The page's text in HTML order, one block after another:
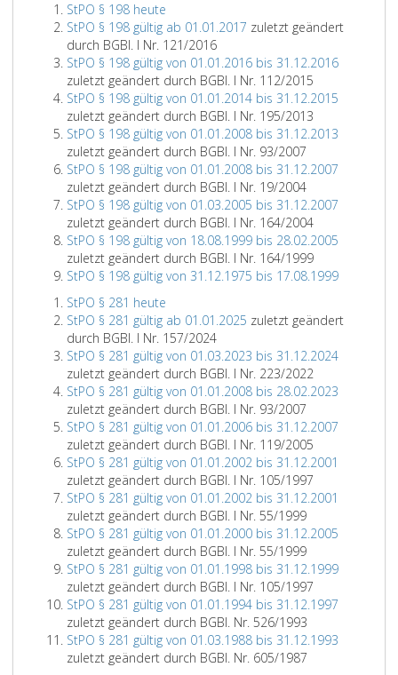
StPO § 198 heute
StPO § 198 gültig ab 01.01.2017 zuletzt geändert
durch BGBl. I Nr. 121/2016
StPO § 198 gültig von 01.01.2016 bis 31.12.2016
zuletzt geändert durch BGBl. I Nr. 112/2015
StPO § 198 gültig von 01.01.2014 bis 31.12.2015
zuletzt geändert durch BGBl. I Nr. 195/2013
StPO § 198 gültig von 01.01.2008 bis 31.12.2013
zuletzt geändert durch BGBl. I Nr. 93/2007
StPO § 198 gültig von 01.01.2008 bis 31.12.2007
zuletzt geändert durch BGBl. I Nr. 19/2004
StPO § 198 gültig von 01.03.2005 bis 31.12.2007
zuletzt geändert durch BGBl. I Nr. 164/2004
StPO § 198 gültig von 18.08.1999 bis 28.02.2005
zuletzt geändert durch BGBl. I Nr. 164/1999
StPO § 198 gültig von 31.12.1975 bis 17.08.1999
StPO § 281 heute
StPO § 281 gültig ab 01.01.2025 zuletzt geändert
durch BGBl. I Nr. 157/2024
StPO § 281 gültig von 01.03.2023 bis 31.12.2024
zuletzt geändert durch BGBl. I Nr. 223/2022
StPO § 281 gültig von 01.01.2008 bis 28.02.2023
zuletzt geändert durch BGBl. I Nr. 93/2007
StPO § 281 gültig von 01.01.2006 bis 31.12.2007
zuletzt geändert durch BGBl. I Nr. 119/2005
StPO § 281 gültig von 01.01.2002 bis 31.12.2001
zuletzt geändert durch BGBl. I Nr. 105/1997
StPO § 281 gültig von 01.01.2002 bis 31.12.2001
zuletzt geändert durch BGBl. I Nr. 55/1999
StPO § 281 gültig von 01.01.2000 bis 31.12.2005
zuletzt geändert durch BGBl. I Nr. 55/1999
StPO § 281 gültig von 01.01.1998 bis 31.12.1999
zuletzt geändert durch BGBl. I Nr. 105/1997
StPO § 281 gültig von 01.01.1994 bis 31.12.1997
zuletzt geändert durch BGBl. Nr. 526/1993
StPO § 281 gültig von 01.03.1988 bis 31.12.1993
zuletzt geändert durch BGBl. Nr. 605/1987